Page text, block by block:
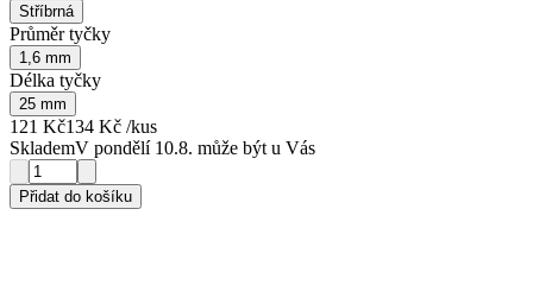
Stříbrná
Průměr tyčky
1,6 mm
Délka tyčky
25 mm
121 Kč134 Kč /kus
SklademV pondělí 10.8. může být u Vás
Přidat do košíku